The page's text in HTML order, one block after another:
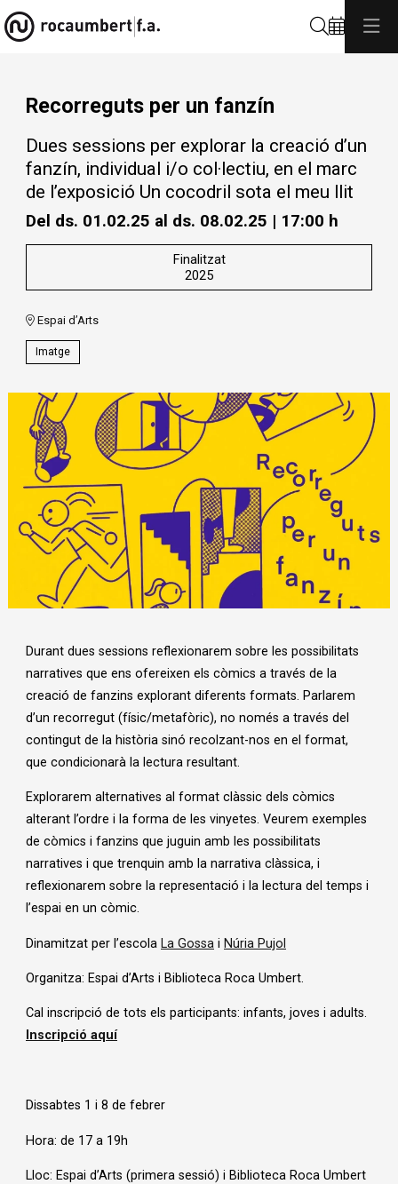
Recorreguts per un fanzín
Dues sessions per explorar la creació d’un
fanzín, individual i/o col·lectiu, en el marc
de l’exposició Un cocodril sota el meu llit
Del ds. 01.02.25 al ds. 08.02.25 | 17:00 h
Finalitzat
2025
Espai d’Arts
Imatge
Durant dues sessions reflexionarem sobre les possibilitats
narratives que ens ofereixen els còmics a través de la
creació de fanzins explorant diferents formats. Parlarem
d’un recorregut (físic/metafòric), no només a través del
contingut de la història sinó recolzant-nos en el format,
que condicionarà la lectura resultant.
Explorarem alternatives al format clàssic dels còmics
alterant l’ordre i la forma de les vinyetes. Veurem exemples
de còmics i fanzins que juguin amb les possibilitats
narratives i que trenquin amb la narrativa clàssica, i
reflexionarem sobre la representació i la lectura del temps i
l’espai en un còmic.
Dinamitzat per l’escola La Gossa i Núria Pujol
Organitza: Espai d’Arts i Biblioteca Roca Umbert.
Cal inscripció de tots els participants: infants, joves i adults.
Inscripció aquí
Dissabtes 1 i 8 de febrer
Hora: de 17 a 19h
Lloc: Espai d’Arts (primera sessió) i Biblioteca Roca Umbert